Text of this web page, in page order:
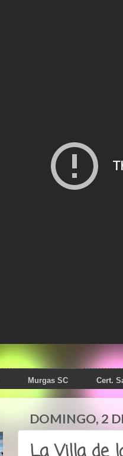
Murgas SC Cert.
DOMINGO, 2